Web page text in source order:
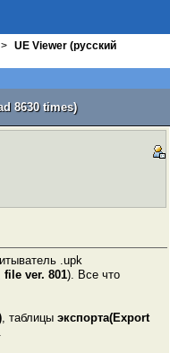
>
UE Viewer (русский
8630 times)
.upk
file ver. 801). Все что
, таблицы экспорта(Export
.